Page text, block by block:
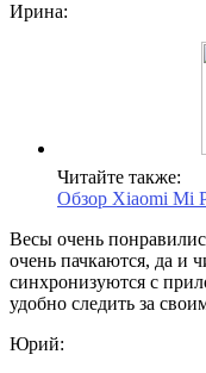
Ирина:
Читайте также:
Обзор Xiaomi Mi
Весы очень
очень пачкаются, да и
синхронизуются с
удобно следить за
Юрий: